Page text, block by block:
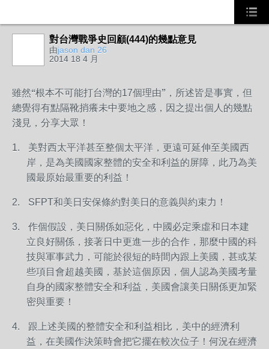
對台灣戰爭史回顧(444)的幾點意見
由jason dan 26
2014 18 4 月
雖然“根本不可能打台灣的17個理由”，所述皆是事實，但
總覺得有點隔靴捎癢未中要地之感，因之提出個人的幾點
淺見，分享大眾！
1.
美對西太平洋甚至整個太平洋，更遠可延伸至美國西
岸，是為美國國家整體的安全和利益的屏障，此乃為美
國最原始最重要的利益！
2. SFPT和美日安保條約對美日的意義與約束力！
3.
作個假設，美日關係如惡化，中國必定乘虛和日本建
立良好關係，接著日中更進一步的合作，那麼中國的科
技與軍事武力，可能於很短的時間內跟上美國，甚或某
些項目會超越美國，基於這個原因，個人認為美國考量
自身的國家整體安全和利益，美國會讓美日關係更加緊
密與重要！
4.
跟上述美國的整體安全和利益相比，美中的經濟利
益，在美國作決策時會把它擺在較次位子！何況在經濟